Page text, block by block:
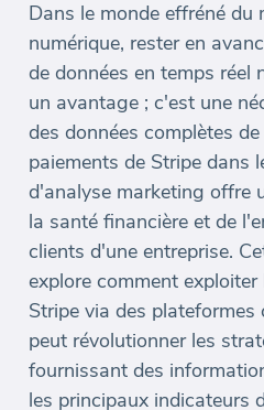
Dans le monde effréné du
numérique, rester en
de données en temps réel
un avantage ; c'est une
des données complètes
paiements de Stripe dans
d'analyse marketing offre
la santé financière et de
clients d'une entreprise.
explore comment exploiter
Stripe via des
peut révolutionner les
fournissant des
les principaux indicateurs